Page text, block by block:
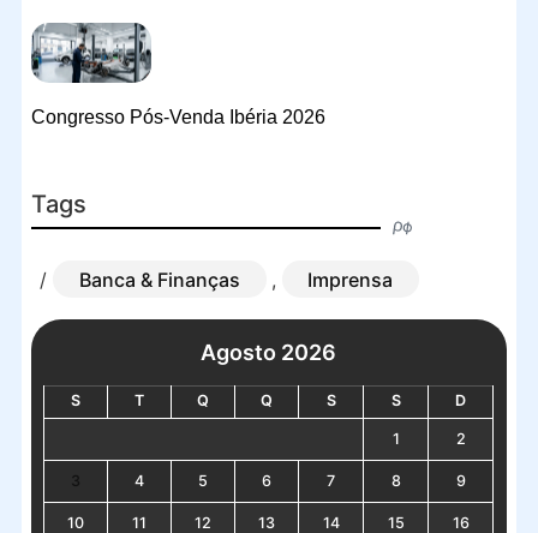
Congresso Pós-Venda Ibéria 2026
Tags
/ Banca & Finanças , Imprensa
Agosto 2026
S T Q Q S S D
1 2
3 4 5 6 7 8 9
10 11 12 13 14 15 16